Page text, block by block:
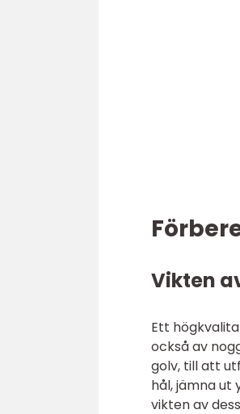
Vikten
Ett
också av
golv, till att
hål, jämna ut
vikten av